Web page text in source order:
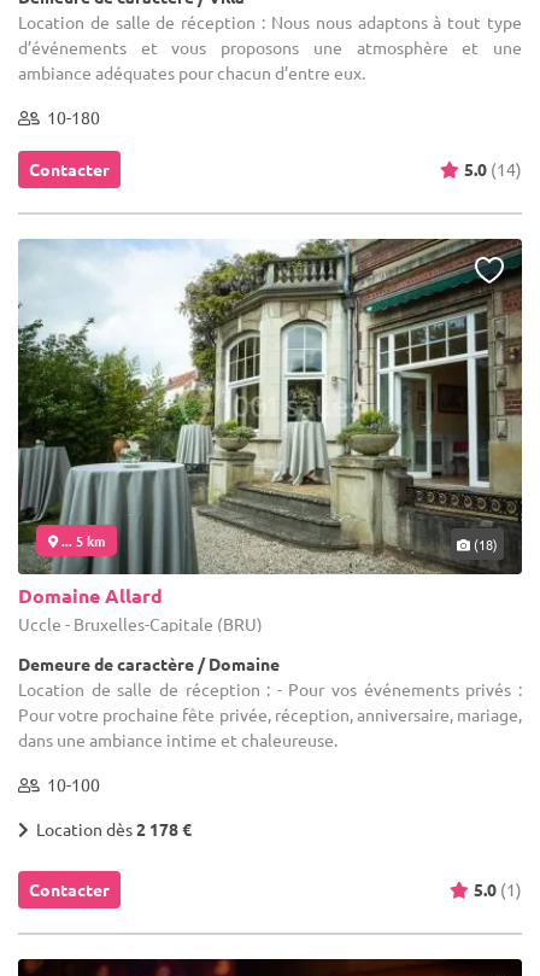
Location de salle de réception : Nous nous adaptons à tout type
d’événements et vous proposons une atmosphère et une
ambiance adéquates pour chacun d’entre eux.
10-180
Contacter 5.0 (14)
... 5 km (18)
Domaine Allard
Uccle - Bruxelles-Capitale (BRU)
Demeure de caractère / Domaine
Location de salle de réception : - Pour vos événements privés :
Pour votre prochaine fête privée, réception, anniversaire, mariage,
dans une ambiance intime et chaleureuse.
10-100
Location dès2 178 €
Contacter 5.0 (1)